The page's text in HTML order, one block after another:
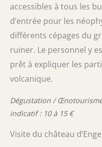
accessibles à tous les
d’entrée pour les
différents cépages du
ruiner. Le personnel y
prêt à expliquer les
volcanique.
Dégustation / Œnotourisme
indicatif : 10 à 15 €
Visite du château